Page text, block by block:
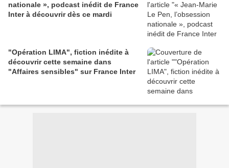
nationale », podcast inédit de France
Inter à découvrir dès ce mardi
"Opération LIMA", fiction inédite à
découvrir cette semaine dans
"Affaires sensibles" sur France Inter